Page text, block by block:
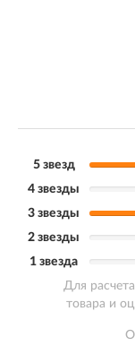
5 звезд
4 звезды
3 звезды
2 звезды
1 звезда
Для
товара и